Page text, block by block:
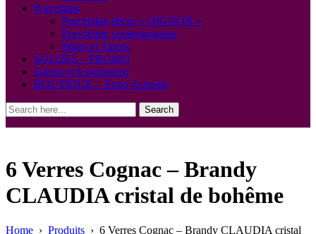
Porcelaine
Porcelaine décor « OIGNON »
Porcelaine contemporaine
Mugs et Tasses
SOLDES – PROMO
Salons et Expositions
BOUTIQUE – Expo Actuelle
Search
6 Verres Cognac – Brandy
CLAUDIA cristal de bohême
Home › Produits › 6 Verres Cognac – Brandy CLAUDIA cristal